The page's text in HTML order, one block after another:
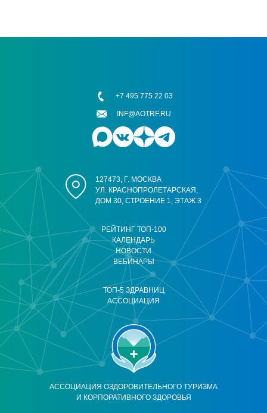
АССОЦИАЦИЯ ОЗДОРОВИТЕЛЬНОГО ТУРИЗМА
И КОРПОРАТИВНОГО ЗДОРОВЬЯ
РЕЙТИНГ ТОП-100
КАЛЕНДАРЬ
НОВОСТИ
ВЕБИНАРЫ
ТОП-5 ЗДРАВНИЦ
АССОЦИАЦИЯ
127473, Г. МОСКВА
УЛ. КРАСНОПРОЛЕТАРСКАЯ,
ДОМ 30, СТРОЕНИЕ 1, ЭТАЖ 3
+7 495 775 22 03
INF@AOTRF.RU